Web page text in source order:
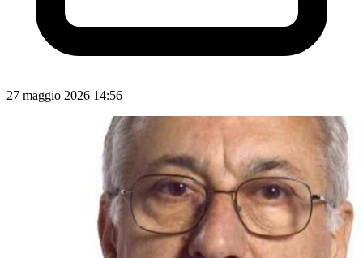
27 maggio 2026 14:56